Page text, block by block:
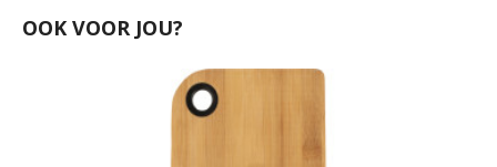
OOK VOOR JOU?